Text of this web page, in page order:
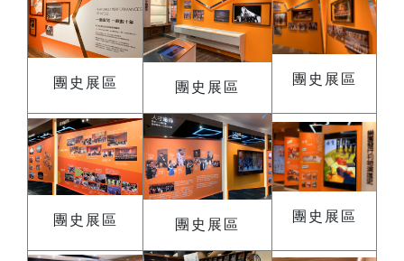
團史展區 團史展區
團史展區
團史展區 團史展區
團史展區